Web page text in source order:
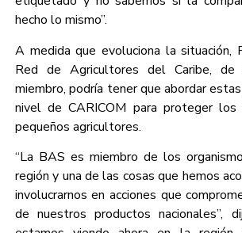
hecho lo mismo”.
A medida que evoluciona la situación,
Red de Agricultores del Caribe,
miembro, podría tener que abordar
nivel de CARICOM para proteger
pequeños agricultores.
“La BAS es miembro de los
región y una de las cosas que hemos
involucrarnos en acciones que
de nuestros productos nacionales”,